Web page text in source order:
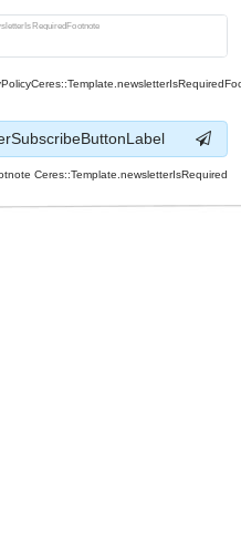
Ceres::Template.newsletterIsRequired